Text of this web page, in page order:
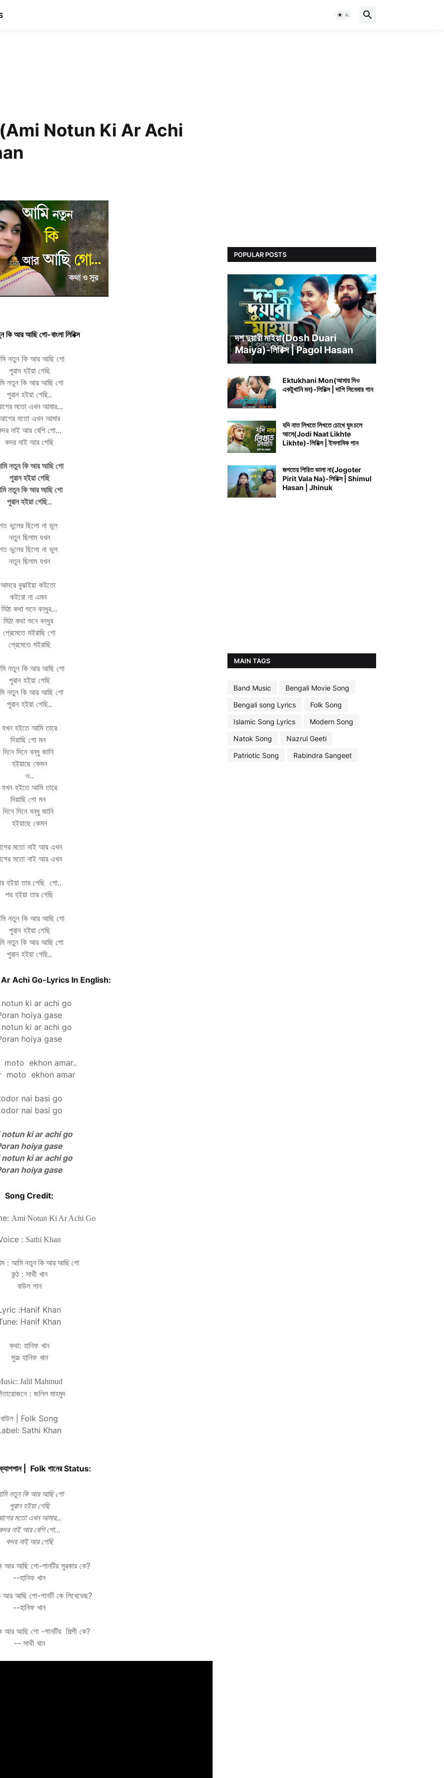
(Ami Notun Ki Ar Achi
কি আর আছি গো-বাংলালিরিক্স
নতুন কি আর আছি গো
পুরান হইয়া গেছি
নতুন কি আর আছি গো
পুরান হইয়া গেছি..
মতো এখন আমার...
মতো এখন আমার
নাই আর বেশি গো...
কদর নাই আর গেছি
নতুন কি আর আছি গো
পুরান হইয়া গেছি
নতুন কি আর আছি গো
পুরান হইয়া গেছি..
ভুলের ছিলো না ভুল
নতুন ছিলাম যখন
ভুলের ছিলো না ভুল
নতুন ছিলাম যখন
আদরে বুঝাইয়া কইতো
কইরো না এমন
মিঠা কথা শুনে বন্ধুর...
মিঠা কথা শুনে বন্ধুর
প্রেমেতে মইরাছি গো
প্রেমেতে মইরাছি
নতুন কি আর আছি গো
পুরান হইয়া গেছি
নতুন কি আর আছি গো
পুরান হইয়া গেছি..
যখন হইতে আমি তারে
দিয়াছি গো মন
দিনে দিনে বন্ধু জানি
হইয়াছে কেমন
ও..
যখন হইতে আমি তারে
দিয়াছি গো মন
দিনে দিনে বন্ধু জানি
হইয়াছে কেমন
মতো নাই আর এখন
মতো নাই আর এখন
হইয়া তার গেছি গো..
পর হইয়া তার গেছি
নতুন কি আর আছি গো
পুরান হইয়া গেছি
নতুন কি আর আছি গো
পুরান হইয়া গেছি..
Achi Go-Lyrics In English:
ki ar achi go
hoiya gase
ki ar achi go
hoiya gase
moto ekhon amar..
moto ekhon amar
nai basi go
nai basi go
ki ar achi go
hoiya gase
ki ar achi go
hoiya gase
Song Credit:
Ami Notun Ki Ar Achi Go
: Sathi Khan
: আমি নতুন কি আর আছি গো
কন্ঠ : সাথী খান
বাউল গান
:Hanif Khan
Hanif Khan
কথা: হানিফ খান
সুরঃ হানিফ খান
Jalil Mahmud
: জলিল মাহমুদ
বাউল | Folk Song
Sathi Khan
ক্যাপশান | Folk গানের Status:
নতুন কি আর আছি গো
পুরান হইয়া গেছি
মতো এখন আমার...
নাই আর বেশি গো...
কদর নাই আর গেছি
আর আছি গো-গানটির সুরকার কে?
--হানিফ খান
আর আছি গো-গানটি কে লিখেভেছ?
--হানিফ খান
আর আছি গো -গানটির শিল্পী কে?
-- সাথী খান
POPULAR POSTS
BENGALI SONG LYRICS
দশ দুয়ারী মাইয়া(Dosh Duari
Maiya)-লিরিক্স | Pagol Hasan
Ektukhani Mon(আমায় দিও
একটুখানি মন)-লিরিক্স | দাগি সিনেমার গান
যদি নাত লিখতে লিখতে চোখে ঘুম চলে
আসে(Jodi Naat Likhte
Likhte)-লিরিক্স | ইসলামিক গান
জগতের পিরিত ভালা না(Jogoter
Pirit Vala Na)-লিরিক্স | Shimul
Hasan | Jhinuk
MAIN TAGS
Band Music
Bengali Movie Song
Bengali song Lyrics
Folk Song
Islamic Song Lyrics
Modern Song
Natok Song
Nazrul Geeti
Patriotic Song
Rabindra Sangeet